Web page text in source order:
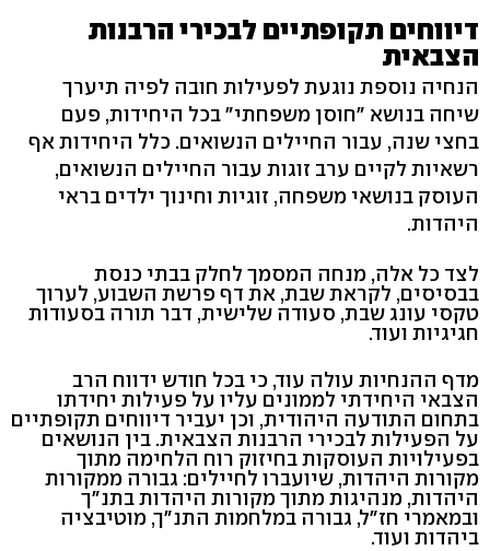
דיווחים תקופתיים לבכירי הרבנות
הצבאית
הנחיה נוספת נוגעת לפעילות חובה לפיה תיערך
שיחה בנושא "חוסן משפחתי" בכל היחידות, פעם
בחצי שנה, עבור החיילים הנשואים. כלל היחידות אף
רשאיות לקיים ערב זוגות עבור החיילים הנשואים,
העוסק בנושאי משפחה, זוגיות וחינוך ילדים בראי
היהדות.
לצד כל אלה, מנחה המסמך לחלק בבתי כנסת
בבסיסים, לקראת שבת, את דף פרשת השבוע, לערוך
טקסי עונג שבת, סעודה שלישית, דבר תורה בסעודות
חגיגיות ועוד.
מדף ההנחיות עולה עוד, כי בכל חודש ידווח הרב
הצבאי היחידתי לממונים עליו על פעילות יחידתו
בתחום התודעה היהודית, וכן יעביר דיווחים תקופתיים
על הפעילות לבכירי הרבנות הצבאית. בין הנושאים
בפעילויות העוסקות בחיזוק רוח הלחימה מתוך
מקורות היהדות, שיועברו לחיילים: גבורה ממקורות
היהדות, מנהיגות מתוך מקורות היהדות בתנ"ך
ובמאמרי חז"ל, גבורה במלחמות התנ"ך, מוטיבציה
ביהדות ועוד.